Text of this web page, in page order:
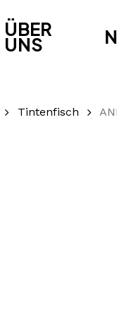
ÜBER
UNS
Tintenfisch